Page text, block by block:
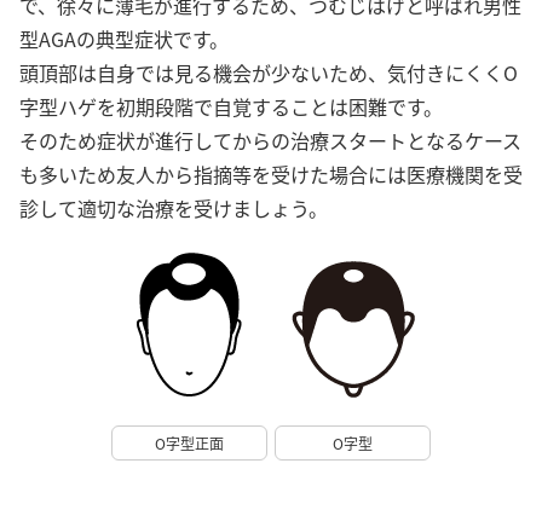
型AGAの典型症状です。
頭頂部は自身では見る機会が少ないため、気付きにくくO
字型ハゲを初期段階で自覚することは困難です。
そのため症状が進行してからの治療スタートとなるケース
も多いため友人から指摘等を受けた場合には医療機関を受
診して適切な治療を受けましょう。
O字型正面 O字型